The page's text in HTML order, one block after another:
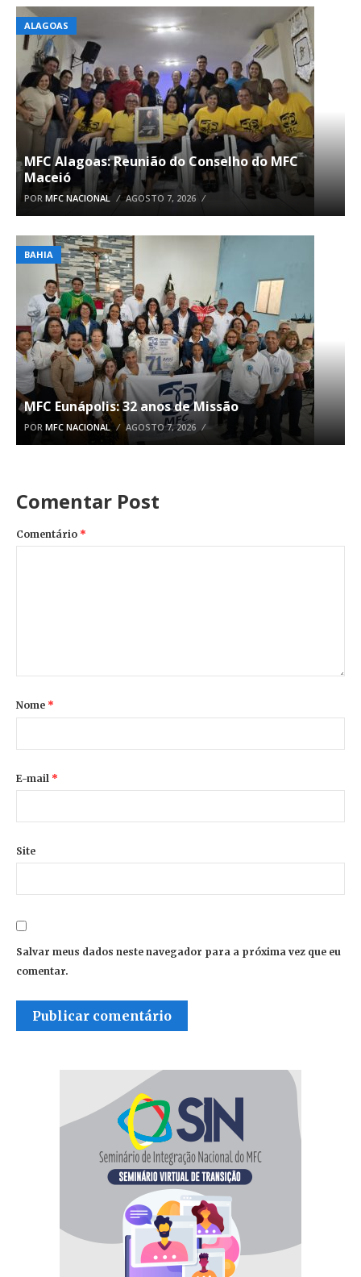
ALAGOAS
MFC Alagoas: Reunião do Conselho do MFC
Maceió
POR MFC NACIONAL AGOSTO 7, 2026
BAHIA
MFC Eunápolis: 32 anos de Missão
POR MFC NACIONAL AGOSTO 7, 2026
Comentar Post
Comentário *
Nome *
E-mail *
Site
Salvar meus dados neste navegador para a próxima vez que eu
comentar.